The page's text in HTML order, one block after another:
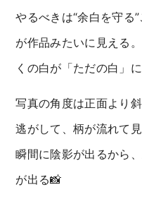
やるべきは“余白を守る
が作品みたいに見える
くの白が「ただの白」に
写真の角度は正面より
逃がして、柄が流れて
瞬間に陰影が出るから
が出る📸